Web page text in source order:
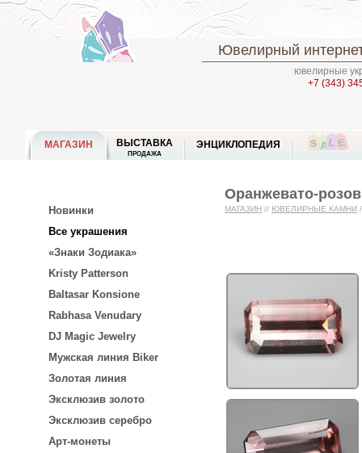
Ювелирный
ювелирные
+7 (343)
МАГАЗИН ВЫСТАВКА
ПРОДАЖА
ЭНЦИКЛОПЕДИЯ
Новинки
Все украшения
«Знаки Зодиака»
Kristy Patterson
Baltasar Konsione
Rabhasa Venudary
DJ Magic Jewelry
Мужская линия Biker
Золотая линия
Эксклюзив золото
Эксклюзив серебро
Арт-монеты
Оранжевато-
МАГАЗИН // ЮВЕЛИРНЫЕ КАМНИ